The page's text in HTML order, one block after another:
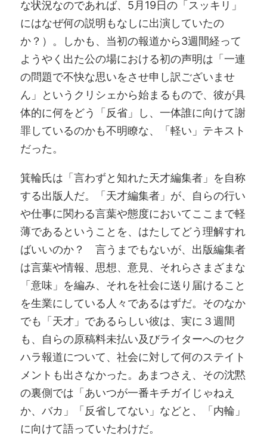
な状況なのであれば、5月19日の「スッキリ」
にはなぜ何の説明もなしに出演していたの
か？）。しかも、当初の報道から3週間経って
ようやく出た公の場における初の声明は「一連
の問題で不快な思いをさせ申し訳ございませ
ん」というクリシェから始まるもので、彼が具
体的に何をどう「反省」し、一体誰に向けて謝
罪しているのかも不明瞭な、「軽い」テキスト
だった。
箕輪氏は「言わずと知れた天才編集者」を自称
する出版人だ。「天才編集者」が、自らの行い
や仕事に関わる言葉や態度においてここまで軽
薄であるということを、はたしてどう理解すれ
ばいいのか？ 言うまでもないが、出版編集者
は言葉や情報、思想、意見、それらさまざまな
「意味」を編み、それを社会に送り届けること
を生業にしている人々であるはずだ。そのなか
でも「天才」であるらしい彼は、実に３週間
も、自らの原稿料未払い及びライターへのセク
ハラ報道について、社会に対して何のステイト
メントも出さなかった。あまつさえ、その沈黙
の裏側では「あいつが一番キチガイじゃねえ
か、バカ」「反省してない」などと、「内輪」
に向けて語っていたわけだ。